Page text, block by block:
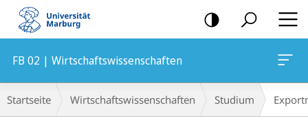
Mobile-
Navigation
FB 02 | Wirtschaftswissenschaften
Breadcrumb-
Navigation
Startseite Wirtschaftswissenschaften Studium